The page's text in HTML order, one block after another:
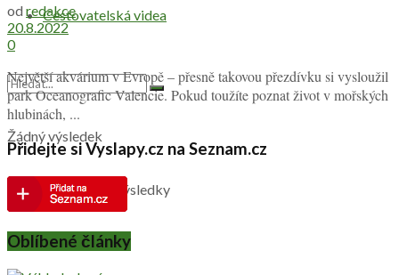
Cestovatelská videa
Žádný výsledek
Zobrazit všechny výsledky
od redakce
20.8.2022
0
Největší akvárium v Evropě – přesně takovou přezdívku si vysloužil
park Oceanografic Valencie. Pokud toužíte poznat život v mořských
hlubinách, ...
Přidejte si Vyslapy.cz na Seznam.cz
Oblíbené články